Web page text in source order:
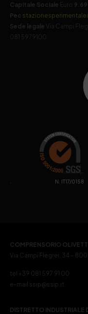
Capitale Sociale Euro
Pec
Sede legale
Via Campi
081 5979100
. N. IT17/0158
COMPRENSORIO
Via Campi Flegrei, 34 –
tel +39 081 597 91 00
e-mail ssip@ssip.it
DISTRETTO INDUSTRIALE